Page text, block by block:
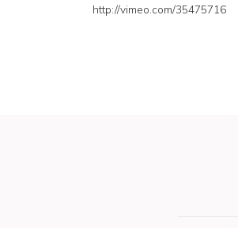
http://vimeo.com/35475716